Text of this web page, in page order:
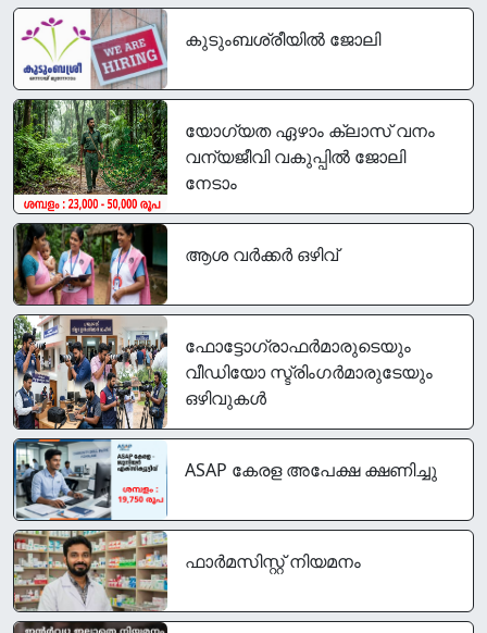
കുടുംബശ്രീയിൽ ജോലി
യോഗ്യത ഏഴാം ക്ലാസ് വനം
വന്യജീവി വകുപ്പിൽ ജോലി
നേടാം
ആശ വർക്കർ ഒഴിവ്
ഫോട്ടോഗ്രാഫര്‍മാരുടെയും
വീഡിയോ സ്ട്രിംഗര്‍മാരുടേയും
ഒഴിവുകൾ
ASAP കേരള അപേക്ഷ ക്ഷണിച്ചു
ഫാർമസിസ്റ്റ് നിയമനം